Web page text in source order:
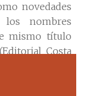
novedades
nombres
mismo título
Costa